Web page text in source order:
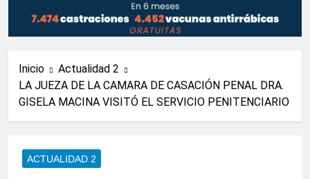
Inicio
Actualidad 2
LA JUEZA DE LA CAMARA DE CASACIÓN PENAL DRA.
GISELA MACINA VISITÓ EL SERVICIO PENITENCIARIO
ACTUALIDAD 2